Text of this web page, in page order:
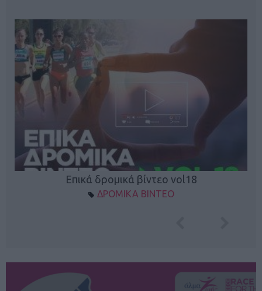
Επικά δρομικά βίντεο vol18
ΔΡΟΜΙΚΑ ΒΙΝΤΕΟ